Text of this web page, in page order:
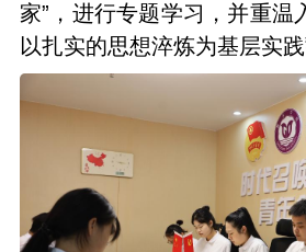
家”，进行专题学习，并重温
以扎实的思想淬炼为基层实践